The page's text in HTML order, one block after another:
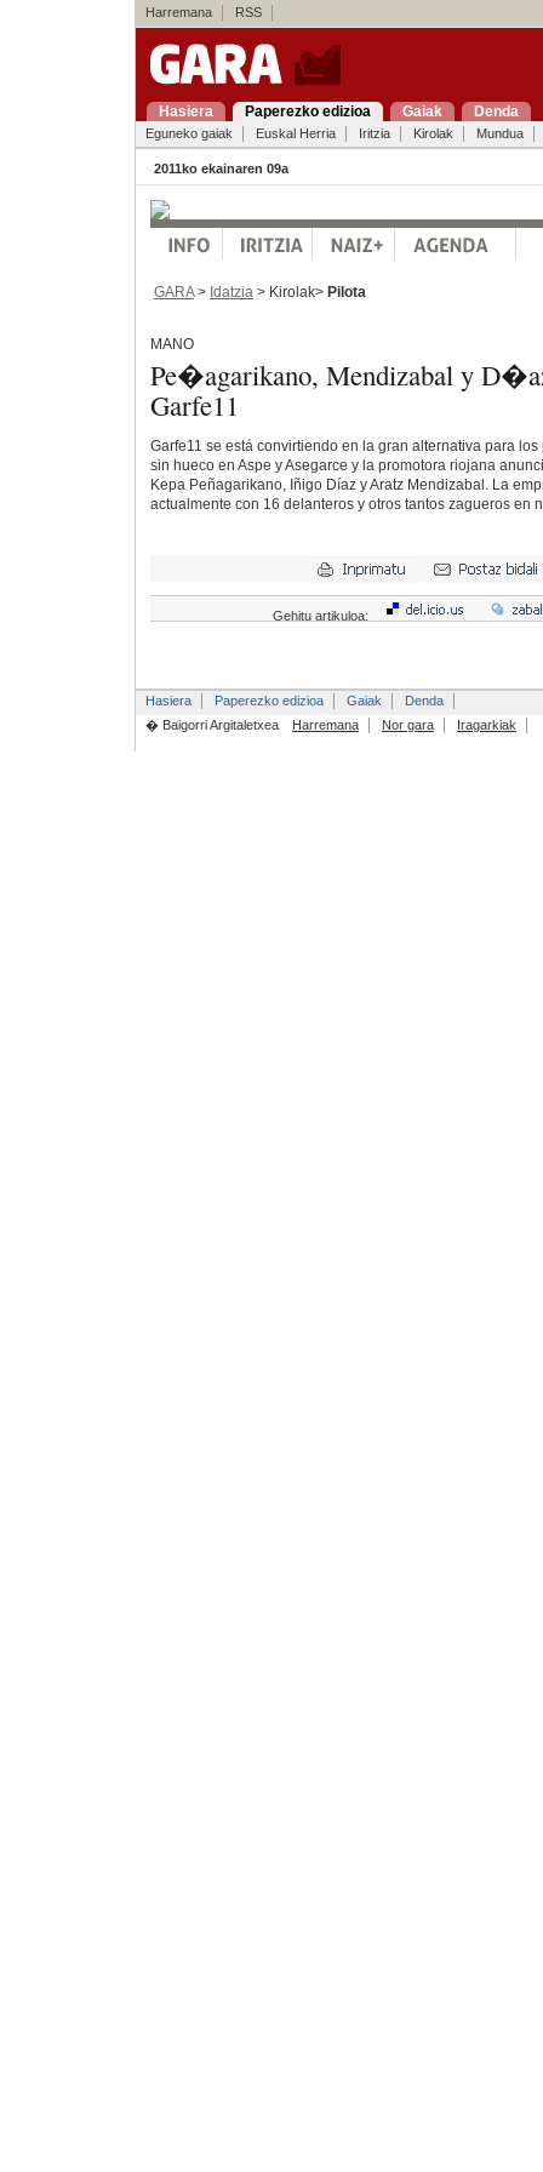
Harremana RSS
Hasiera Paperezko edizioa Gaiak Denda
Eguneko gaiak Euskal Herria Iritzia Kirolak Mundua
2011ko ekainaren 09a
GARA> Idatzia > Kirolak> Pilota
MANO
Pe�agarikano, Mendizabal y
Garfe11
Garfe11 se está convirtiendo en la gran alternativa para
sin hueco en Aspe y Asegarce y la promotora riojana
Kepa Peñagarikano, Iñigo Díaz y Aratz Mendizabal. La
actualmente con 16 delanteros y otros tantos zagueros en
Gehitu artikuloa:
Hasiera Paperezko edizioa Gaiak
Denda
� Baigorri Argitaletxea
Harremana Nor gara Iragarkiak